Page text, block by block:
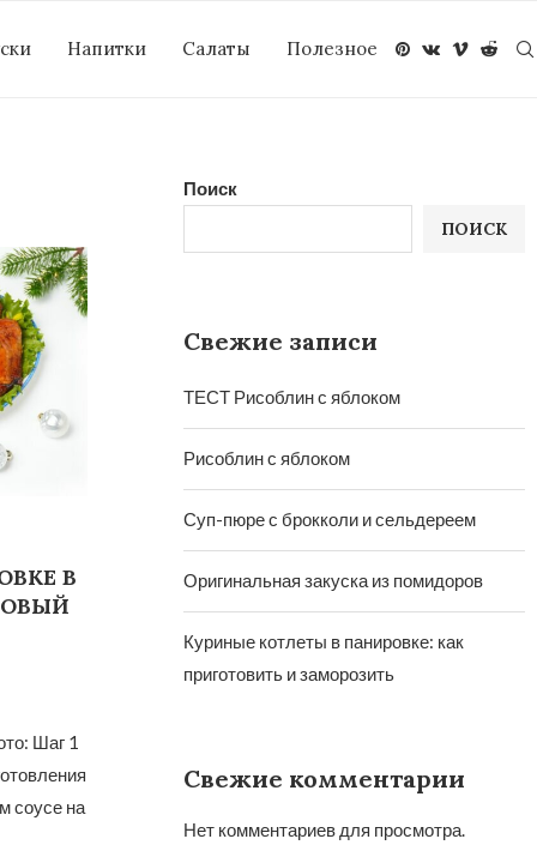
Напитки Салаты Полезное
В
Шаг 1
соусе на
Поиск
ПОИСК
Свежие записи
ТЕСТ Рисоблин с яблоком
Рисоблин с яблоком
Суп-пюре с брокколи и сельдереем
Оригинальная закуска из помидоров
Куриные котлеты в панировке: как
приготовить и заморозить
Свежие комментарии
Нет комментариев для просмотра.